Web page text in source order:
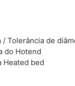
/ Tolerância de
do Hotend
Heated bed